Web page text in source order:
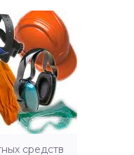
средств